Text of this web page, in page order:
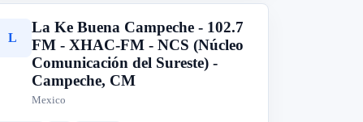
L
La Ke Buena Campeche - 102.7
FM - XHAC-FM - NCS (Núcleo
Comunicación del Sureste) -
Campeche, CM
Mexico